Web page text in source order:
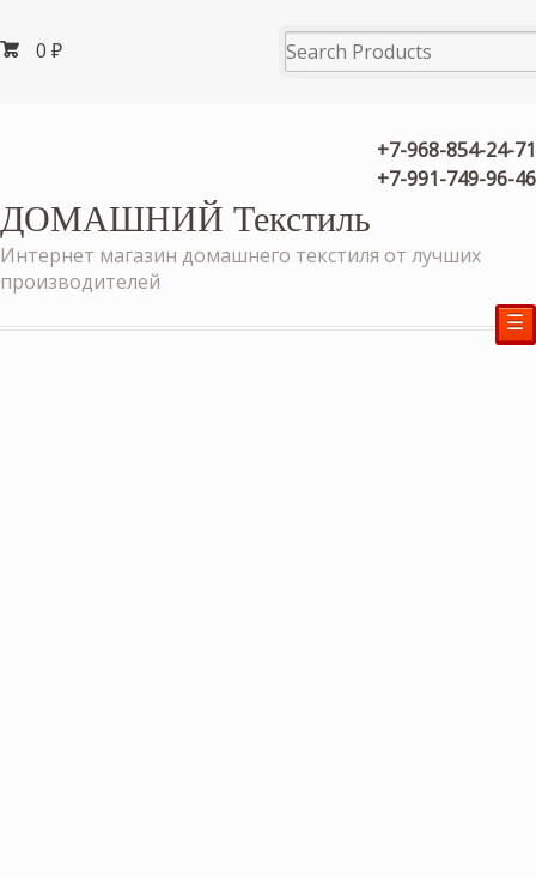
0 ₽
+7-968-854-24-71
+7-991-749-96-46
ДОМАШНИЙ Текстиль
Интернет магазин домашнего текстиля от лучших
производителей
☰